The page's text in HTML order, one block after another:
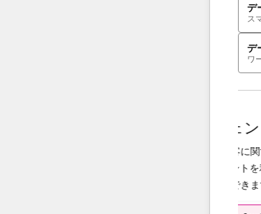
デ
ス
デ
ワ
データエージェント
調査や分析を行い、顧客に関する
供するAI搭載エージェントを利用
ータ運用の規模を拡大できます。